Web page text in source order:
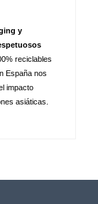
y
reciclables
España nos
impacto
asiáticas.